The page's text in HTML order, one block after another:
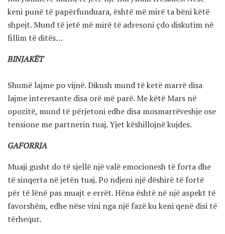
keni punë të papërfunduara, është më mirë ta bëni këtë
shpejt. Mund të jetë më mirë të adresoni çdo diskutim në
fillim të ditës…
BINJAKËT
Shumë lajme po vijnë. Dikush mund të ketë marrë disa
lajme interesante disa orë më parë. Me këtë Mars në
opozitë, mund të përjetoni edhe disa mosmarrëveshje ose
tensione me partnerin tuaj. Yjet këshillojnë kujdes.
GAFORRJA
Muaji gusht do të sjellë një valë emocionesh të forta dhe
të sinqerta në jetën tuaj. Po ndjeni një dëshirë të fortë
për të lënë pas muajt e errët. Hëna është në një aspekt të
favorshëm, edhe nëse vini nga një fazë ku keni qenë disi të
tërhequr.